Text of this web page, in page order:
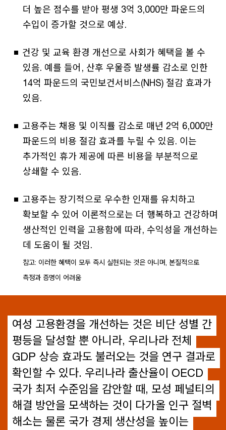
더 높은 점수를 받아 평생 3억 3,000만 파운드의
수입이 증가할 것으로 예상.
건강 및 교육 환경 개선으로 사회가 혜택을 볼 수
있음. 예를 들어, 산후 우울증 발생률 감소로 인한
14억 파운드의 국민보건서비스(NHS) 절감 효과가
있음.
고용주는 채용 및 이직률 감소로 매년 2억 6,000만
파운드의 비용 절감 효과를 누릴 수 있음. 이는
추가적인 휴가 제공에 따른 비용을 부분적으로
상쇄할 수 있음.
고용주는 장기적으로 우수한 인재를 유치하고
확보할 수 있어 이론적으로는 더 행복하고 건강하며
생산적인 인력을 고용함에 따라, 수익성을 개선하는
데 도움이 될 것임.
참고: 이러한 혜택이 모두 즉시 실현되는 것은 아니며, 본질적으로
측정과 증명이 어려움
여성 고용환경을 개선하는 것은 비단 성별 간
평등을 달성할 뿐 아니라, 우리나라 전체
GDP 상승 효과도 불러오는 것을 연구 결과로
확인할 수 있다. 우리나라 출산율이 OECD
국가 최저 수준임을 감안할 때, 모성 페널티의
해결 방안을 모색하는 것이 다가올 인구 절벽
해소는 물론 국가 경제 생산성을 높이는